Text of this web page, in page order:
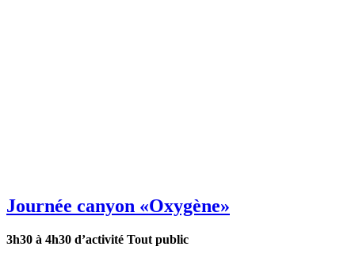
Journée canyon «Oxygène»
3h30 à 4h30 d’activité Tout public